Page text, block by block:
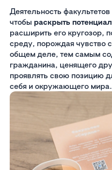
Деятельность
чтобы раскрыть
расширить его кругозор,
среду, порождая чувство
общем деле, тем самым
гражданина, ценящего
проявлять свою позицию
себя и окружающего мира.